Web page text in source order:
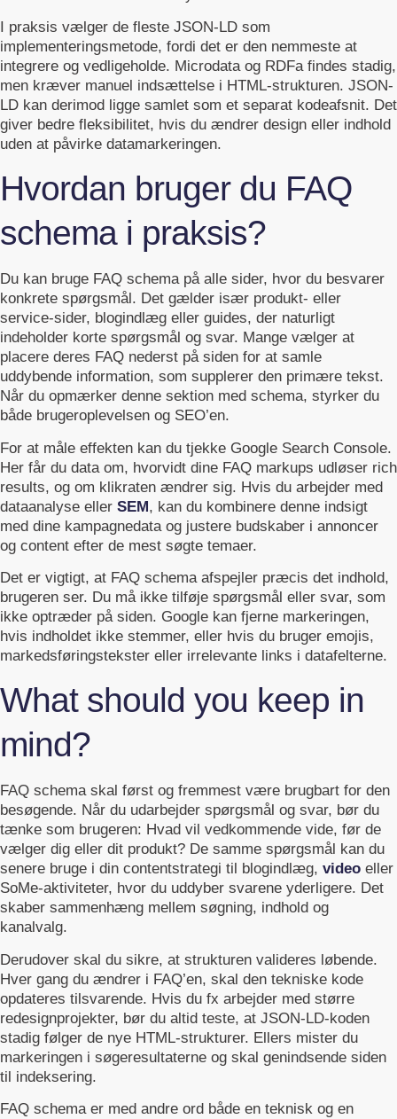
I praksis vælger de fleste JSON-LD som
implementeringsmetode, fordi det er den nemmeste at
integrere og vedligeholde. Microdata og RDFa findes stadig,
men kræver manuel indsættelse i HTML-strukturen. JSON-
LD kan derimod ligge samlet som et separat kodeafsnit. Det
giver bedre fleksibilitet, hvis du ændrer design eller indhold
uden at påvirke datamarkeringen.
Hvordan bruger du FAQ
schema i praksis?
Du kan bruge FAQ schema på alle sider, hvor du besvarer
konkrete spørgsmål. Det gælder især produkt- eller
service-sider, blogindlæg eller guides, der naturligt
indeholder korte spørgsmål og svar. Mange vælger at
placere deres FAQ nederst på siden for at samle
uddybende information, som supplerer den primære tekst.
Når du opmærker denne sektion med schema, styrker du
både brugeroplevelsen og SEO’en.
For at måle effekten kan du tjekke Google Search Console.
Her får du data om, hvorvidt dine FAQ markups udløser rich
results, og om klikraten ændrer sig. Hvis du arbejder med
dataanalyse eller SEM, kan du kombinere denne indsigt
med dine kampagnedata og justere budskaber i annoncer
og content efter de mest søgte temaer.
Det er vigtigt, at FAQ schema afspejler præcis det indhold,
brugeren ser. Du må ikke tilføje spørgsmål eller svar, som
ikke optræder på siden. Google kan fjerne markeringen,
hvis indholdet ikke stemmer, eller hvis du bruger emojis,
markedsføringstekster eller irrelevante links i datafelterne.
What should you keep in
mind?
FAQ schema skal først og fremmest være brugbart for den
besøgende. Når du udarbejder spørgsmål og svar, bør du
tænke som brugeren: Hvad vil vedkommende vide, før de
vælger dig eller dit produkt? De samme spørgsmål kan du
senere bruge i din contentstrategi til blogindlæg, video eller
SoMe-aktiviteter, hvor du uddyber svarene yderligere. Det
skaber sammenhæng mellem søgning, indhold og
kanalvalg.
Derudover skal du sikre, at strukturen valideres løbende.
Hver gang du ændrer i FAQ’en, skal den tekniske kode
opdateres tilsvarende. Hvis du fx arbejder med større
redesignprojekter, bør du altid teste, at JSON-LD-koden
stadig følger de nye HTML-strukturer. Ellers mister du
markeringen i søgeresultaterne og skal genindsende siden
til indeksering.
FAQ schema er med andre ord både en teknisk og en